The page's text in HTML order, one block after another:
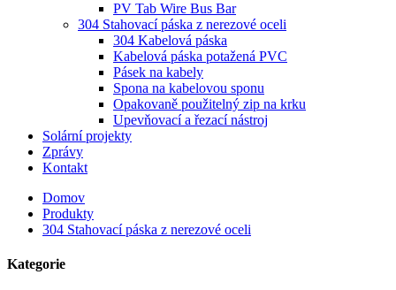
PV Tab Wire Bus Bar
304 Stahovací páska z nerezové oceli
304 Kabelová páska
Kabelová páska potažená PVC
Pásek na kabely
Spona na kabelovou sponu
Opakovaně použitelný zip na krku
Upevňovací a řezací nástroj
Solární projekty
Zprávy
Kontakt
Domov
Produkty
304 Stahovací páska z nerezové oceli
Kategorie